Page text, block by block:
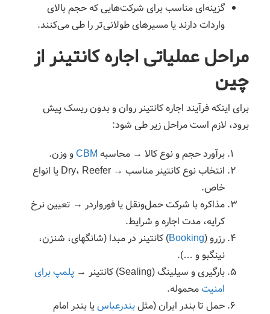
گزینه‌ای مناسب برای شرکت‌هایی که حجم بالای
واردات دارند یا مسیرهای طولانی‌تر را طی می‌کنند.
مراحل عملیاتی اجاره کانتینر از
چین
برای اینکه فرآیند اجاره کانتینر روان و بدون ریسک پیش
برود، لازم است مراحل زیر طی شود:
برآورد حجم و نوع کالا → محاسبه CBMو وزن.
انتخاب نوع کانتینر مناسب → Dry، Reefer یا انواع
خاص.
مذاکره با شرکت حمل‌ونقل یا فورواردر → تعیین نرخ
کرایه، مدت اجاره و شرایط.
رزرو (Booking) کانتینر در مبدا (شانگهای، شنزن،
نینگبو و …).
بارگیری و سیلینگ (Sealing) کانتینر →
پلمپ برای
امنیتمحموله.
حمل تا بندر ایران (مثلبندرعباسیا بندر امام